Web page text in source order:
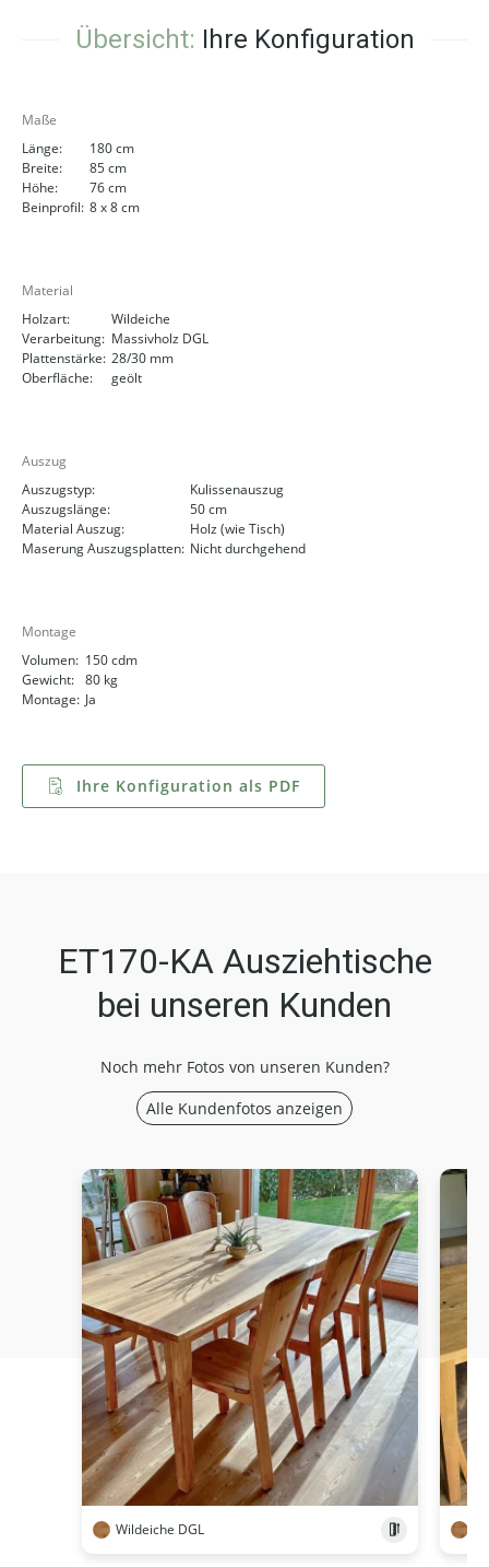
Übersicht: Ihre Konfiguration
Maße
Länge:
180 cm
Breite:
85 cm
Höhe:
76 cm
Beinprofil: 8 x 8 cm
Material
Holzart:
Wildeiche
Verarbeitung: Massivholz DGL
Plattenstärke: 28/30 mm
Oberfläche:
geölt
Auszug
Auszugstyp:
Kulissenauszug
Auszugslänge:
50 cm
Material Auszug:
Holz (wie Tisch)
Maserung Auszugsplatten: Nicht durchgehend
Montage
Volumen: 150 cdm
Gewicht: 80 kg
Montage: Ja
Ihre Konfiguration als PDF
ET170-KA Ausziehtische
bei unseren Kunden
Noch mehr Fotos von unseren Kunden?
Alle Kundenfotos anzeigen
Wildeiche DGL